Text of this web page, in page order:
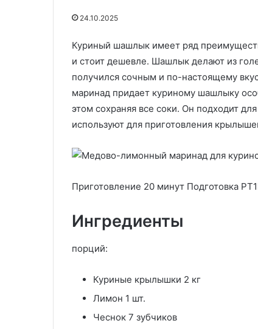
24.10.2025
Куриный шашлык имеет ряд
и стоит дешевле. Шашлык делают из
получился сочным и по-настоящему
маринад придает куриному шашлыку
этом сохраняя все соки. Он подходит
используют для приготовления
Приготовление 20 минут Подготовка
Ингредиенты
порций:
Куриные крылышки 2 кг
Лимон 1 шт.
Чеснок 7 зубчиков
Какие блюда казахской кухни
Эксперты предложили 6
29.05.2020
Скумбрия